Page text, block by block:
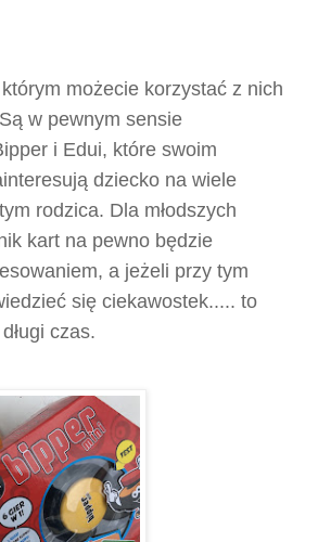
możecie korzystać z nich
w pewnym sensie
i Edui, które swoim
dziecko na wiele
rodzica. Dla młodszych
kart na pewno będzie
a jeżeli przy tym
się ciekawostek..... to
czas.